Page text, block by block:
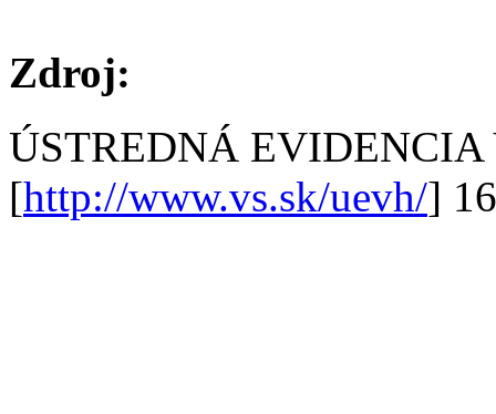
Zdroj:
ÚSTREDNÁ
[http://www.vs.sk/uevh/]